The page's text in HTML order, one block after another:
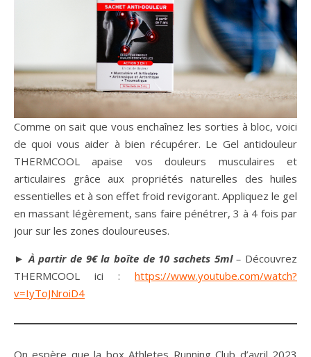
Comme on sait que vous enchaînez les sorties à bloc, voici
de quoi vous aider à bien récupérer. Le Gel anti­douleur
THERMCOOL apaise vos douleurs musculaires et
articulaires grâce aux propriétés naturelles des huiles
essentielles et à son effet froid revigorant. Appliquez le gel
en massant légèrement, sans faire pénétrer, 3 à 4 fois par
jour sur les zones douloureuses.
► À partir de 9€ la boîte de 10 sachets 5ml – Découvrez
THERMCOOL ici : https://www.youtube.com/watch?
v=IyToJNroiD4
On espère que la box Athletes Running Club d’avril 2023